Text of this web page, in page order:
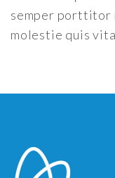
semper porttitor
molestie quis